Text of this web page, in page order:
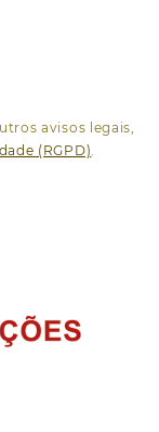
avisos legais,
(RGPD)